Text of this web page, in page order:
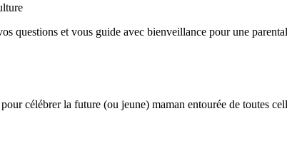
questions et vous guide avec bienveillance pour une
célébrer la future (ou jeune) maman entourée de toutes